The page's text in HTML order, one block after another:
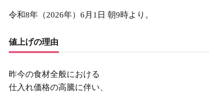
令和8年（2026年）6月1日 朝9時より。
値上げの理由
昨今の食材全般における
仕入れ価格の高騰に伴い、